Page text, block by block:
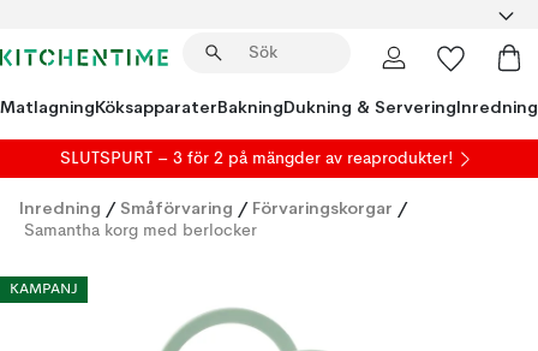
MatlagningKöksapparaterBakningDukning & ServeringInredning
SLUTSPURT – 3 för 2 på mängder av reaprodukter!
Inredning / Småförvaring / Förvaringskorgar /
Samantha korg med berlocker
KAMPANJ